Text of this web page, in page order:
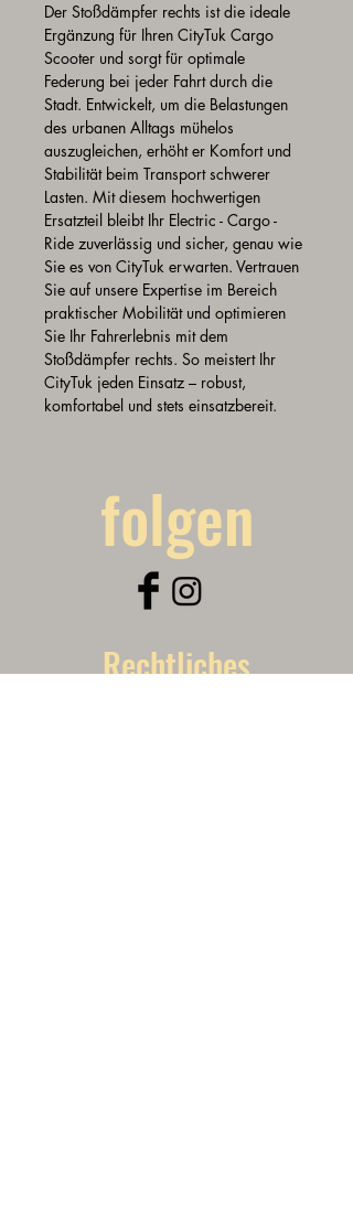
Der Stoßdämpfer rechts ist die ideale
Ergänzung für Ihren CityTuk Cargo
Scooter und sorgt für optimale
Federung bei jeder Fahrt durch die
Stadt. Entwickelt, um die Belastungen
des urbanen Alltags mühelos
auszugleichen, erhöht er Komfort und
Stabilität beim Transport schwerer
Lasten. Mit diesem hochwertigen
Ersatzteil bleibt Ihr Electric - Cargo -
Ride zuverlässig und sicher, genau wie
Sie es von CityTuk erwarten. Vertrauen
Sie auf unsere Expertise im Bereich
praktischer Mobilität und optimieren
Sie Ihr Fahrerlebnis mit dem
Stoßdämpfer rechts. So meistert Ihr
CityTuk jeden Einsatz – robust,
komfortabel und stets einsatzbereit.
folgen
Rechtliches